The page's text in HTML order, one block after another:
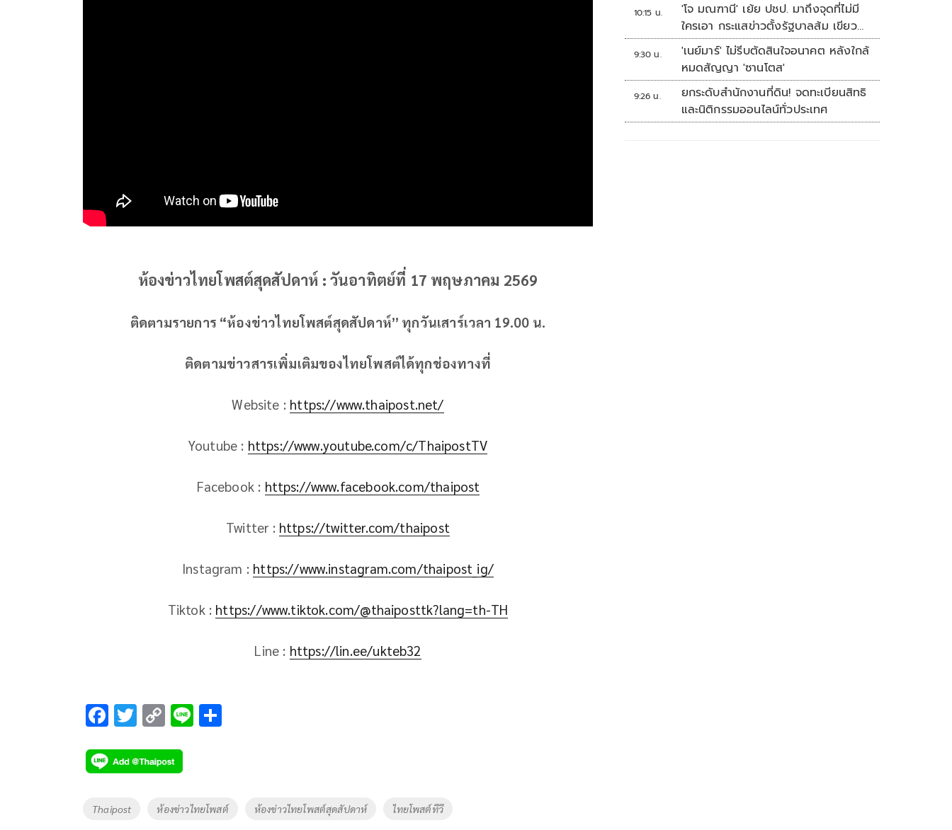
ห้องข่าวไทยโพสต์สุดสัปดาห์ : วันอาทิตย์ที่ 17 พฤษภาคม 2569
ติดตามรายการ “ห้องข่าวไทยโพสต์สุดสัปดาห์” ทุกวันเสาร์เวลา 19.00 น.
ติดตามข่าวสารเพิ่มเติมของไทยโพสต์ได้ทุกช่องทางที่
Website : https://www.thaipost.net/
Youtube : https://www.youtube.com/c/ThaipostTV
Facebook : https://www.facebook.com/thaipost
Twitter : https://twitter.com/thaipost
Instagram : https://www.instagram.com/thaipost_ig/
Tiktok : https://www.tiktok.com/@thaiposttk?lang=th-TH
Line : https://lin.ee/ukteb32
F
e
b
o
T
tt
er
C
p
y
Li
Li
Tags
Thaipost ห้องข่าวไทยโพสต์ ห้องข่าวไทยโพสต์สุดสัปดาห์ ไทยโพสต์ทีวี
10:15 น.
'โจ มณฑานี' เย้ย ปชป. มาถึงจุดที่ไม่มี
ใครเอา กระแสข่าวตั้งรัฐบาลส้ม เขียว
แดง ก็ยังไม่มีฟ้าเลย
9:30 น.
'เนย์มาร์' ไม่รีบตัดสินใจอนาคต หลังใกล้
หมดสัญญา 'ซานโตส'
9:26 น.
ยกระดับสำนักงานที่ดิน! จดทะเบียนสิทธิ
และนิติกรรมออนไลน์ทั่วประเทศ